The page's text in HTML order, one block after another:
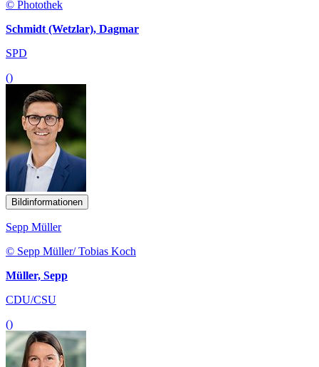
© Photothek
Schmidt (Wetzlar), Dagmar
SPD
()
Bildinformationen
Sepp Müller
© Sepp Müller/ Tobias Koch
Müller, Sepp
CDU/CSU
()